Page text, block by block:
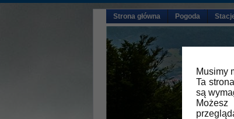
Musimy
Ta
są
Strona główna Pogoda